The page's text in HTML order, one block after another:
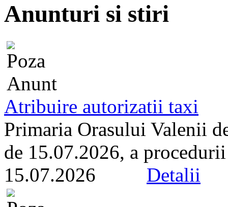
Anunturi si stiri
Atribuire autorizatii taxi
Primaria Orasului Valenii
de 15.07.2026, a
15.07.2026 Detalii